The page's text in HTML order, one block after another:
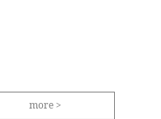
more